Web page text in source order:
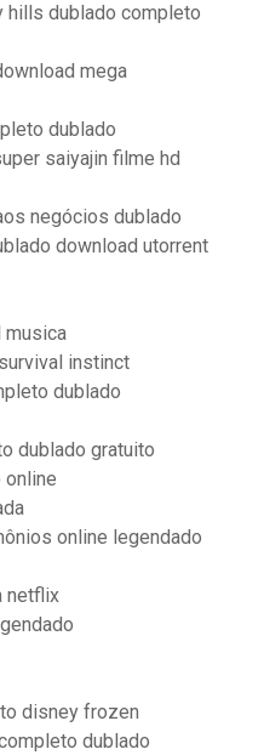
hills dublado completo
mega
dublado
saiyajin filme hd
negócios dublado
download utorrent
musica
instinct
dublado
dublado gratuito
online legendado
netflix
disney frozen
dublado